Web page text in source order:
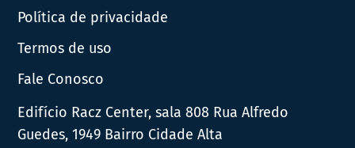
Política de privacidade
Termos de uso
Fale Conosco
Edifício Racz Center, sala 808 Rua Alfredo
Guedes, 1949 Bairro Cidade Alta